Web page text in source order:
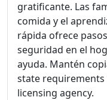
gratificante. Las
comida y el
rápida ofrece
seguridad en el
ayuda. Mantén
state requirements
licensing agency.